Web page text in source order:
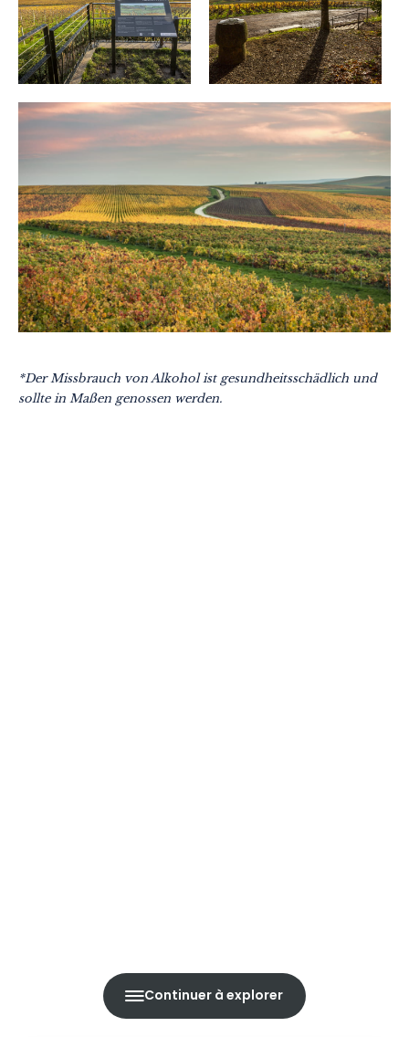
Continuer à explorer
*Der Missbrauch von Alkohol ist gesundheitsschädlich und
sollte in Maßen genossen werden.